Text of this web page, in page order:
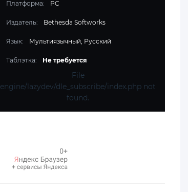
Платформа: PC
Издатель: Bethesda Softworks
Язык: Мультиязычный, Русский
Таблэтка: Не требуется
File
engine/lazydev/dle_subscribe/index.php not
found.